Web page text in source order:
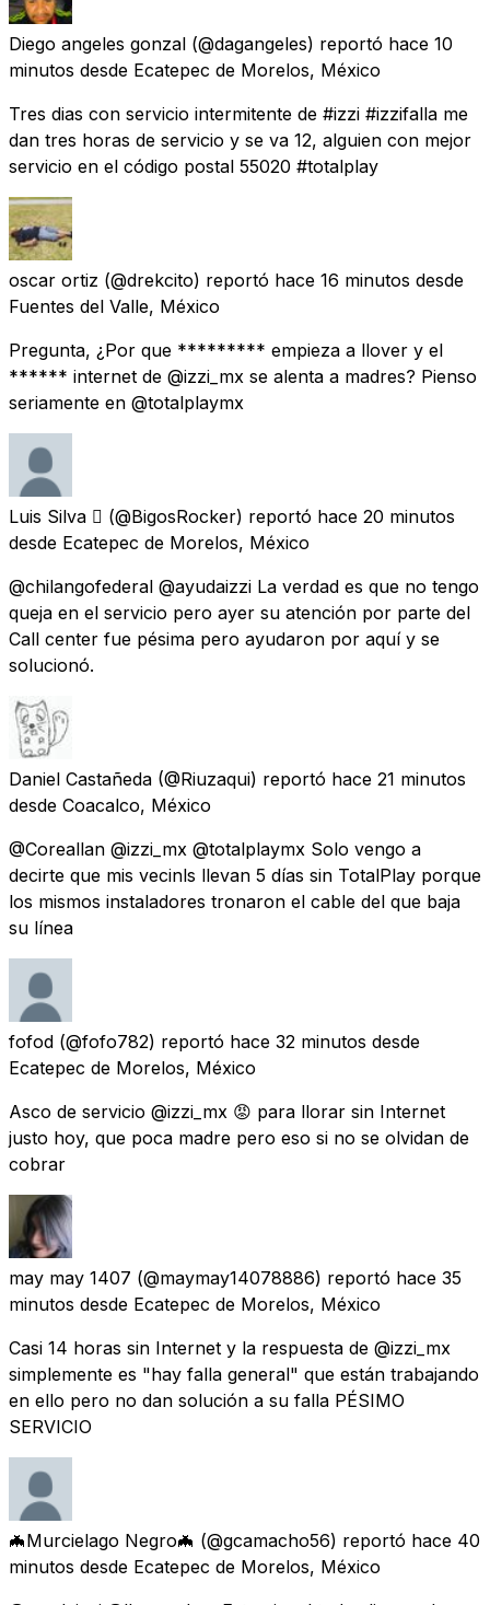
Diego angeles gonzal (@dagangeles) reportó hace 10
minutos desde Ecatepec de Morelos, México
Tres dias con servicio intermitente de #izzi #izzifalla me
dan tres horas de servicio y se va 12, alguien con mejor
servicio en el código postal 55020 #totalplay
oscar ortiz (@drekcito) reportó hace 16 minutos desde
Fuentes del Valle, México
Pregunta, ¿Por que ********* empieza a llover y el
****** internet de @izzi_mx se alenta a madres? Pienso
seriamente en @totalplaymx
Luis Silva  (@BigosRocker) reportó hace 20 minutos
desde Ecatepec de Morelos, México
@chilangofederal @ayudaizzi La verdad es que no tengo
queja en el servicio pero ayer su atención por parte del
Call center fue pésima pero ayudaron por aquí y se
solucionó.
Daniel Castañeda (@Riuzaqui) reportó hace 21 minutos
desde Coacalco, México
@Coreallan @izzi_mx @totalplaymx Solo vengo a
decirte que mis vecinls llevan 5 días sin TotalPlay porque
los mismos instaladores tronaron el cable del que baja
su línea
fofod (@fofo782) reportó hace 32 minutos desde
Ecatepec de Morelos, México
Asco de servicio @izzi_mx 😡 para llorar sin Internet
justo hoy, que poca madre pero eso si no se olvidan de
cobrar
may may 1407 (@maymay14078886) reportó hace 35
minutos desde Ecatepec de Morelos, México
Casi 14 horas sin Internet y la respuesta de @izzi_mx
simplemente es "hay falla general" que están trabajando
en ello pero no dan solución a su falla PÉSIMO
SERVICIO
🦇Murcielago Negro🦇 (@gcamacho56) reportó hace 40
minutos desde Ecatepec de Morelos, México